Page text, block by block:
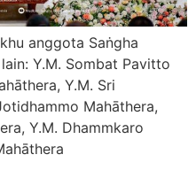
anggota Saṅgha
Y.M. Sombat Pavitto
Y.M. Sri
Mahāthera,
Y.M. Dhammkaro